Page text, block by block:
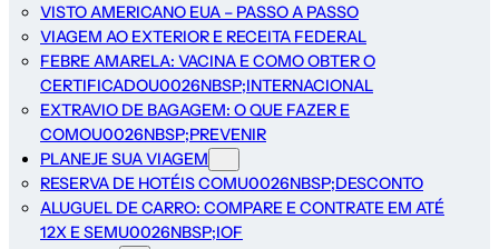
VISTO AMERICANO EUA – PASSO A PASSO
VIAGEM AO EXTERIOR E RECEITA FEDERAL
FEBRE AMARELA: VACINA E COMO OBTER O
CERTIFICADOU0026NBSP;INTERNACIONAL
EXTRAVIO DE BAGAGEM: O QUE FAZER E
COMOU0026NBSP;PREVENIR
PLANEJE SUA VIAGEM
RESERVA DE HOTÉIS COMU0026NBSP;DESCONTO
ALUGUEL DE CARRO: COMPARE E CONTRATE EM ATÉ
12X E SEMU0026NBSP;IOF